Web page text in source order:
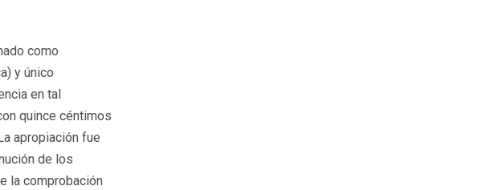
como
y único
en tal
quince céntimos
apropiación fue
de los
la comprobación